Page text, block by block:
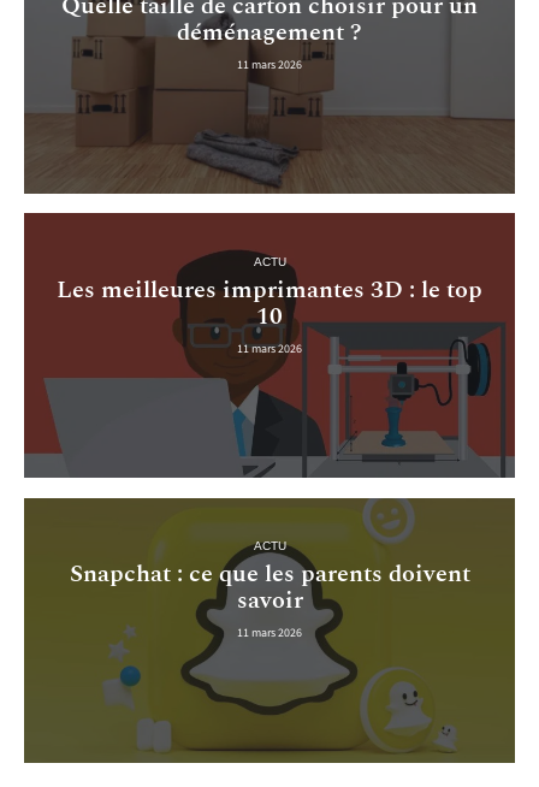
déménagement ?
11 mars 2026
ACTU
Les meilleures imprimantes 3D : le top
10
11 mars 2026
ACTU
Snapchat : ce que les parents doivent
savoir
11 mars 2026